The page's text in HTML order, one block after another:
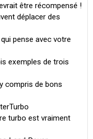
être récompensé !
déplacer des
pense avec votre
exemples de trois
compris de bons
turbo est vraiment